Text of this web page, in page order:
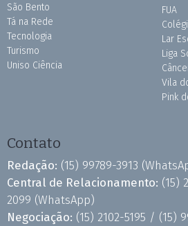
São Bento
Tá na Rede
Tecnologia
Turismo
Uniso Ciência
FUA
Lar
Liga
Vila
Pink
Contato
Redação: (15) 99789-3913
Central de Relacionamento: (15)
2099 (WhatsApp)
Negociação: (15) 2102-5195 / (15)